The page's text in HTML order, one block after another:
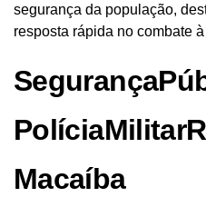
segurança da população,
resposta rápida no combate
Macaíba